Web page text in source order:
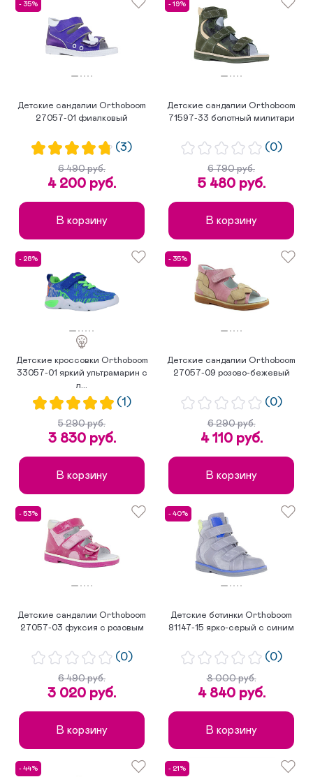
- 35%
Детские сандалии Orthoboom
27057-01 фиалковый
(3)
6 490 руб.
4 200 руб.
В корзину
- 19%
Детские сандалии Orthoboom
71597-33 болотный милитари
(0)
6 790 руб.
5 480 руб.
В корзину
- 28%
Детские кроссовки Orthoboom
33057-01 яркий ультрамарин с
л...
(1)
5 290 руб.
3 830 руб.
В корзину
- 35%
Детские сандалии Orthoboom
27057-09 розово-бежевый
(0)
6 290 руб.
4 110 руб.
В корзину
- 53%
Детские сандалии Orthoboom
27057-03 фуксия с розовым
(0)
6 490 руб.
3 020 руб.
В корзину
- 40%
Детские ботинки Orthoboom
81147-15 ярко-серый с синим
(0)
8 000 руб.
4 840 руб.
В корзину
- 44% - 21%